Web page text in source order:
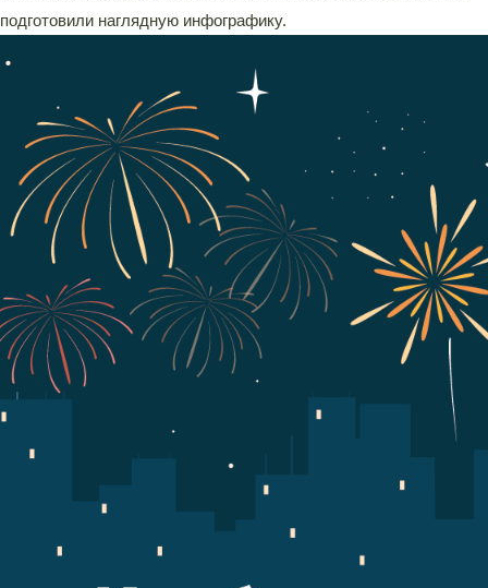
подготовили наглядную инфографику.